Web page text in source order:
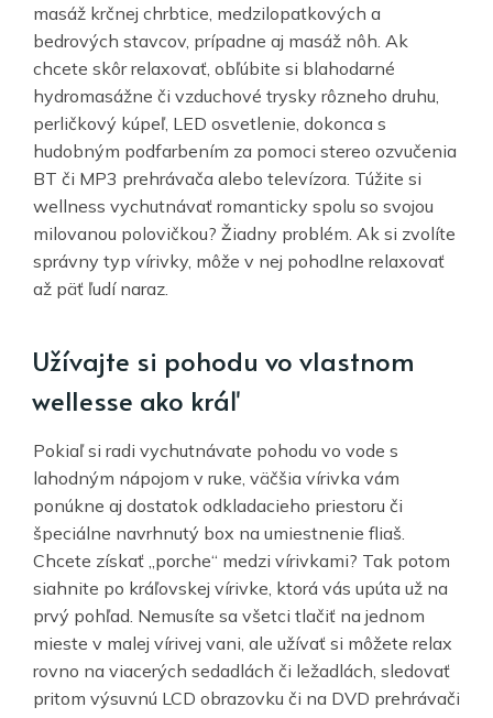
masáž krčnej chrbtice, medzilopatkových a
bedrových stavcov, prípadne aj masáž nôh. Ak
chcete skôr relaxovať, obľúbite si blahodarné
hydromasážne či vzduchové trysky rôzneho druhu,
perličkový kúpeľ, LED osvetlenie, dokonca s
hudobným podfarbením za pomoci stereo ozvučenia
BT či MP3 prehrávača alebo televízora. Túžite si
wellness vychutnávať romanticky spolu so svojou
milovanou polovičkou? Žiadny problém. Ak si zvolíte
správny typ vírivky, môže v nej pohodlne relaxovať
až päť ľudí naraz.
Užívajte si pohodu vo vlastnom
wellesse ako kráľ
Pokiaľ si radi vychutnávate pohodu vo vode s
lahodným nápojom v ruke, väčšia vírivka vám
ponúkne aj dostatok odkladacieho priestoru či
špeciálne navrhnutý box na umiestnenie fliaš.
Chcete získať „porche“ medzi vírivkami? Tak potom
siahnite po kráľovskej vírivke, ktorá vás upúta už na
prvý pohľad. Nemusíte sa všetci tlačiť na jednom
mieste v malej vírivej vani, ale užívať si môžete relax
rovno na viacerých sedadlách či ležadlách, sledovať
pritom výsuvnú LCD obrazovku či na DVD prehrávači